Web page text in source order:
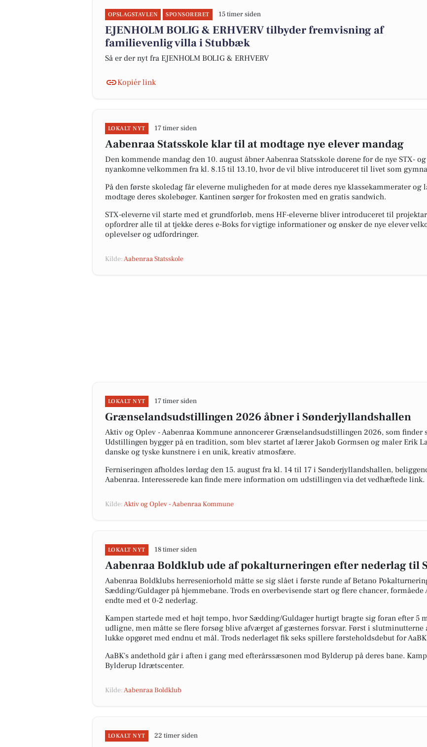
OPSLAGSTAVLEN SPONSORERET 15 timer siden
EJENHOLM BOLIG & ERHVERV tilbyder fremvisning af
familievenlig villa i Stubbæk
Så er der nyt fra EJENHOLM BOLIG & ERHVERV
Kopiér link
LOKALT NYT 17 timer siden
Aabenraa Statsskole klar til at modtage nye elever mandag
Den kommende mandag den 10. august åbner Aabenraa Statsskole dørene for de nye STX-
nyankomne velkommen fra kl. 8.15 til 13.10, hvor de vil blive introduceret til livet som
På den første skoledag får eleverne muligheden for at møde deres nye klassekammerater
modtage deres skolebøger. Kantinen sørger for frokosten med en gratis sandwich.
STX-eleverne vil starte med et grundforløb, mens HF-eleverne bliver introduceret til
opfordrer alle til at tjekke deres e-Boks for vigtige informationer og ønsker de nye elever
oplevelser og udfordringer.
Kilde:Aabenraa Statsskole
LOKALT NYT 17 timer siden
Grænselandsudstillingen 2026 åbner i Sønderjyllandshallen
Aktiv og Oplev - Aabenraa Kommune annoncerer Grænselandsudstillingen 2026, som finder
Udstillingen bygger på en tradition, som blev startet af lærer Jakob Gormsen og maler Erik
danske og tyske kunstnere i en unik, kreativ atmosfære.
Ferniseringen afholdes lørdag den 15. august fra kl. 14 til 17 i Sønderjyllandshallen,
Aabenraa. Interesserede kan finde mere information om udstillingen via det vedhæftede link.
Kilde:Aktiv og Oplev - Aabenraa Kommune
LOKALT NYT 18 timer siden
Aabenraa Boldklub ude af pokalturneringen efter nederlag til
Aabenraa Boldklubs herreseniorhold måtte se sig slået i første runde af Betano
Sædding/Guldager på hjemmebane. Trods en overbevisende start og flere chancer, formåede
endte med et 0-2 nederlag.
Kampen startede med et højt tempo, hvor Sædding/Guldager hurtigt bragte sig foran efter 5
udligne, men måtte se flere forsøg blive afværget af gæsternes forsvar. Først i slutminutterne
lukke opgøret med endnu et mål. Trods nederlaget fik seks spillere førsteholdsdebut for
AaBK's andethold går i aften i gang med efterårssæsonen mod Bylderup på deres bane.
Bylderup Idrætscenter.
Kilde:Aabenraa Boldklub
LOKALT NYT 22 timer siden